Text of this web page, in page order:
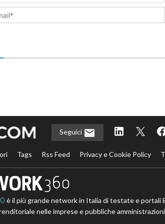
Seguici
Tags Rss Feed Privacy e Cookie Policy
è il più grande network in Italia di testate e portali
nelle imprese e pubbliche